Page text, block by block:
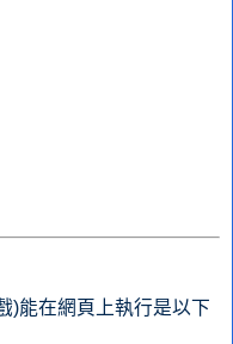
)能在網頁上執行是以下